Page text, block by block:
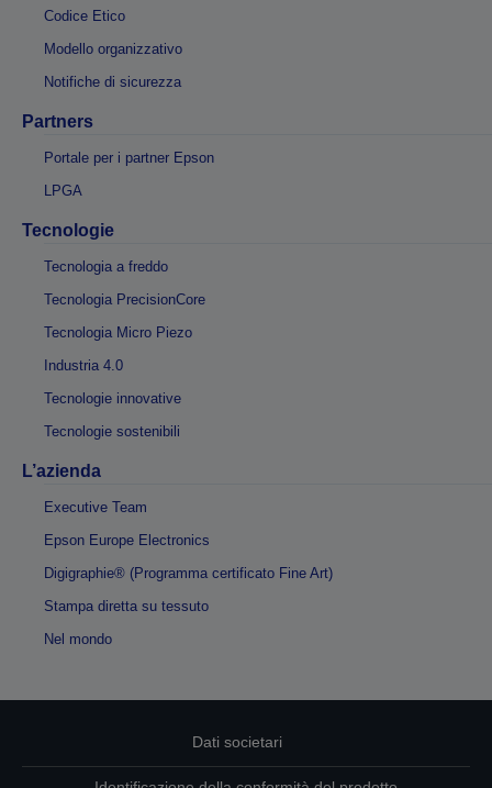
Codice Etico
Modello organizzativo
Notifiche di sicurezza
Partners
Portale per i partner Epson
LPGA
Tecnologie
Tecnologia a freddo
Tecnologia PrecisionCore
Tecnologia Micro Piezo
Industria 4.0
Tecnologie innovative
Tecnologie sostenibili
L’azienda
Executive Team
Epson Europe Electronics
Digigraphie® (Programma certificato Fine Art)
Stampa diretta su tessuto
Nel mondo
Dati societari